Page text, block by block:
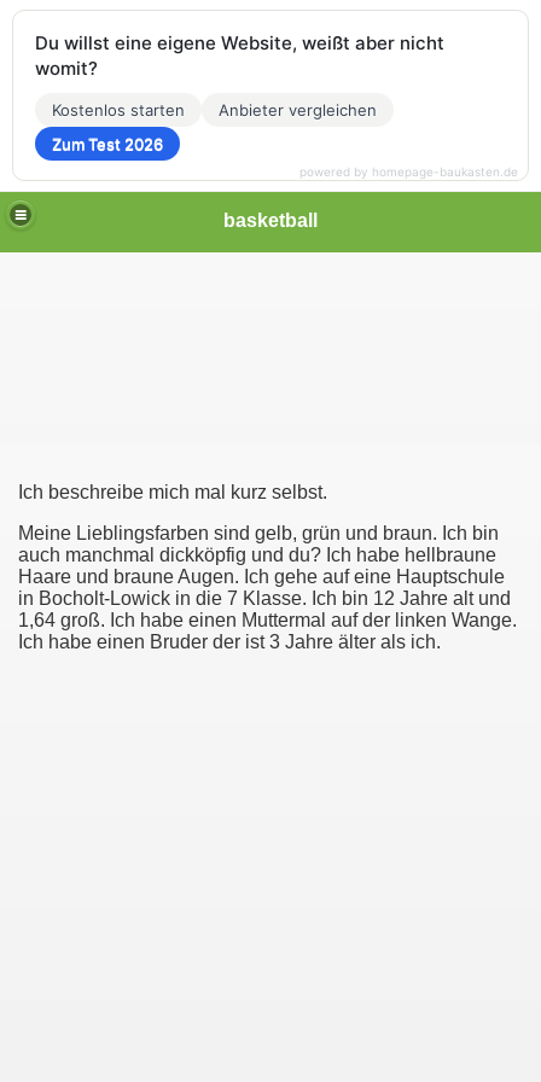
basketball
Ich beschreibe mich mal kurz selbst.
Meine Lieblingsfarben sind gelb, grün und braun. Ich bin
auch manchmal dickköpfig und du? Ich habe hellbraune
Haare und braune Augen. Ich gehe auf eine Hauptschule
in Bocholt-Lowick in die 7 Klasse. Ich bin 12 Jahre alt und
1,64 groß. Ich habe einen Muttermal auf der linken Wange.
Ich habe einen Bruder der ist 3 Jahre älter als ich.
Du willst eine eigene Website, weißt aber nicht
womit?
Kostenlos starten
Anbieter vergleichen
Zum Test 2026
powered by homepage-baukasten.de